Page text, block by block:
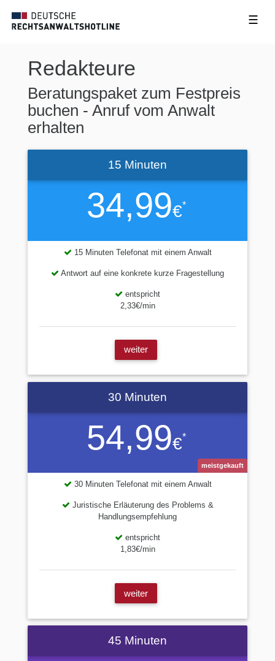
☰
Redakteure
Beratungspaket zum Festpreis
buchen - Anruf vom Anwalt
erhalten
34,99€*
15 Minuten
15 Minuten Telefonat mit einem Anwalt
Antwort auf eine konkrete kurze Fragestellung
entspricht
2,33€/min
weiter
54,99€*
30 Minuten
meistgekauft
30 Minuten Telefonat mit einem Anwalt
Juristische Erläuterung des Problems &
Handlungsempfehlung
entspricht
1,83€/min
weiter
45 Minuten